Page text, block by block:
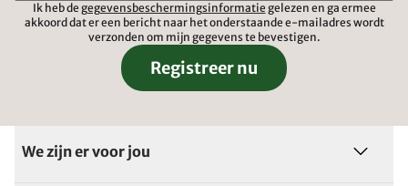
Ik heb de gegevensbeschermingsinformatie gelezen en ga ermee
akkoord dat er een bericht naar het onderstaande e-mailadres wordt
verzonden om mijn gegevens te bevestigen.
Registreer nu
We zijn er voor jou